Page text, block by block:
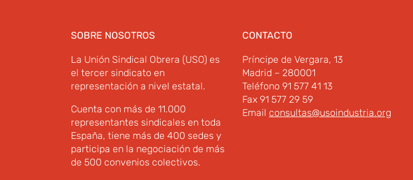
SOBRE NOSOTROS
La Unión Sindical Obrera (USO) es
el tercer sindicato en
representación a nivel estatal.
Cuenta con más de 11.000
representantes sindicales en toda
España, tiene más de 400 sedes y
participa en la negociación de más
de 500 convenios colectivos.
CONTACTO
Príncipe de Vergara, 13
Madrid – 280001
Teléfono 91 577 41 13
Fax 91 577 29 59
Email consultas@usoindustria.org